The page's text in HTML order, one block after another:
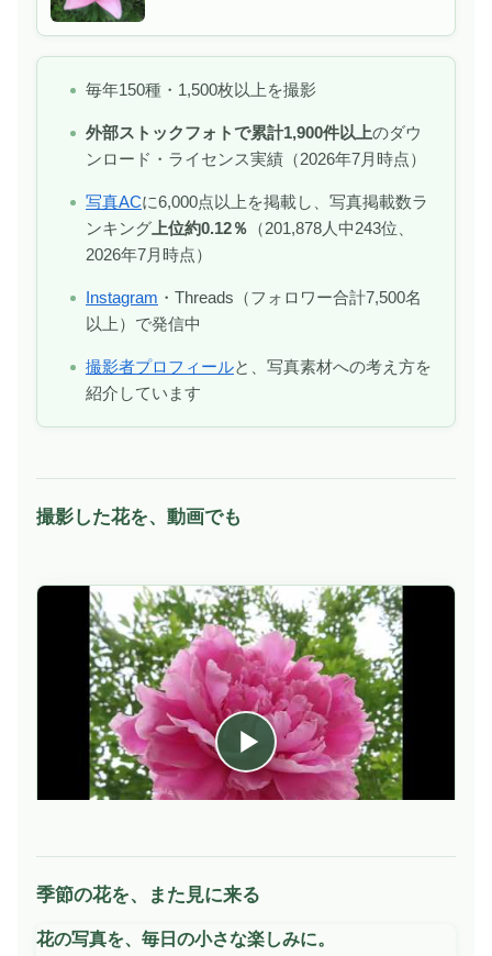
毎年150種・1,500枚以上を撮影
外部ストックフォトで累計1,900件以上のダウ
ンロード・ライセンス実績（2026年7月時点）
写真ACに6,000点以上を掲載し、写真掲載数ラ
ンキング 上位約0.12％ （201,878人中243位、
2026年7月時点）
Instagram ・Threads（フォロワー合計7,500名
以上）で発信中
撮影者プロフィールと、写真素材への考え方を
紹介しています
撮影した花を、動画でも
動
画
を
季節の花を、また見に来る
花の写真を、毎日の小さな楽しみに。